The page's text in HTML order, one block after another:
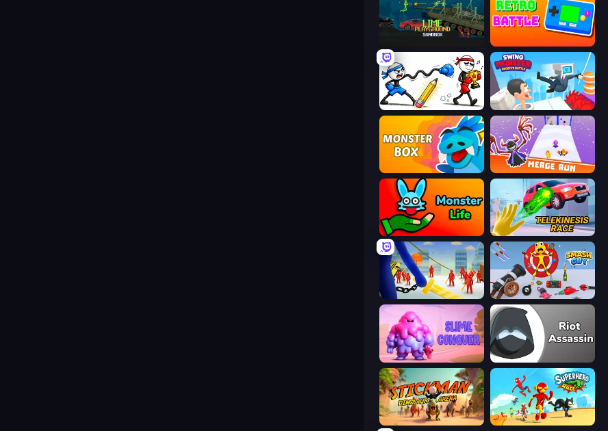
Retro Battle
Doodle Smash Swing Monster: Decisive Battle
Monster Box Merge Run
Monster Life Telekinesis Race 3D
Slasher Smash Guy: Ragdoll Punch Hero
Slime Conquer: Epic Battles Riot Assassin
Stickman: Dinosaur Arena Superhero Race!